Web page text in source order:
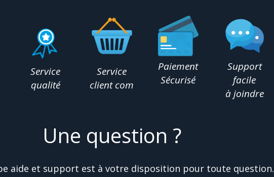
Service
qualité
Service
client com
Paiement
Sécurisé
Support
facile
à joindre
Une question ?
aide et support est à votre disposition pour toute question.